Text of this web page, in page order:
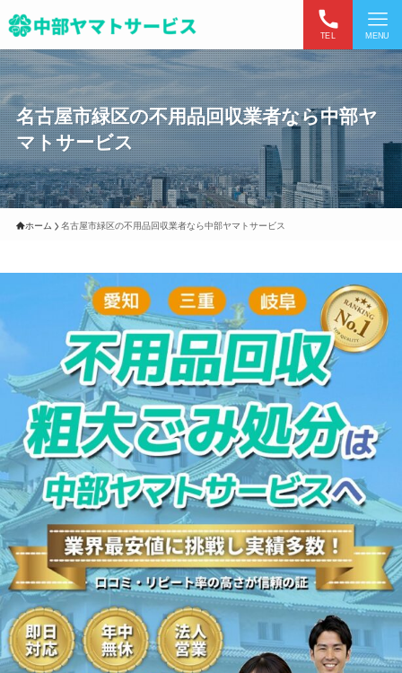
TEL MENU
名古屋市緑区の不用品回収業者なら中部ヤ
マトサービス
ホーム 名古屋市緑区の不用品回収業者なら中部ヤマトサービス